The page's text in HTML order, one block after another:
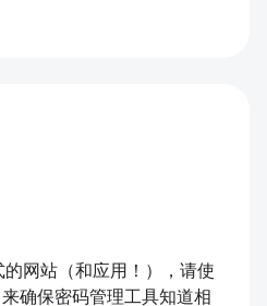
网站（和应用！），请使
确保密码管理工具知道相